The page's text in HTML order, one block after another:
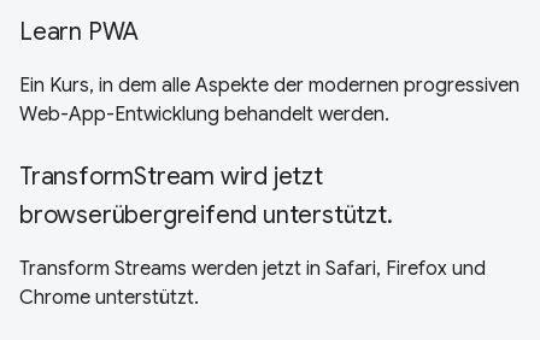
Learn PWA
Ein Kurs, in dem alle Aspekte der modernen progressiven
Web-App-Entwicklung behandelt werden.
TransformStream wird jetzt
browserübergreifend unterstützt.
Transform Streams werden jetzt in Safari, Firefox und
Chrome unterstützt.